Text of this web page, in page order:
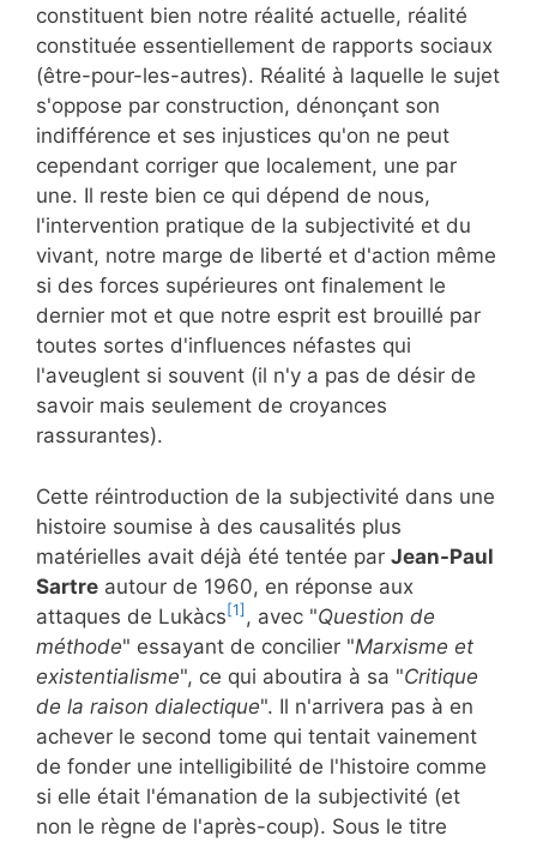
constituent bien notre réalité actuelle, réalité
constituée essentiellement de rapports sociaux
(être-pour-les-autres). Réalité à laquelle le sujet
s'oppose par construction, dénonçant son
indifférence et ses injustices qu'on ne peut
cependant corriger que localement, une par
une. Il reste bien ce qui dépend de nous,
l'intervention pratique de la subjectivité et du
vivant, notre marge de liberté et d'action même
si des forces supérieures ont finalement le
dernier mot et que notre esprit est brouillé par
toutes sortes d'influences néfastes qui
l'aveuglent si souvent (il n'y a pas de désir de
savoir mais seulement de croyances
rassurantes).
Cette réintroduction de la subjectivité dans une
histoire soumise à des causalités plus
matérielles avait déjà été tentée par Jean-Paul
Sartre autour de 1960, en réponse aux
attaques de Lukàcs [1] , avec "Question de
méthode" essayant de concilier "Marxisme et
existentialisme", ce qui aboutira à sa "Critique
de la raison dialectique". Il n'arrivera pas à en
achever le second tome qui tentait vainement
de fonder une intelligibilité de l'histoire comme
si elle était l'émanation de la subjectivité (et
non le règne de l'après-coup). Sous le titre